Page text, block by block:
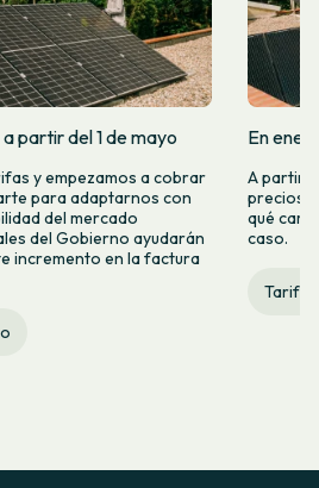
partir del 1 de mayo
y empezamos a cobrar
para adaptarnos con
del mercado
del Gobierno ayudarán
incremento en la factura
En
A partir
precios
qué
caso.